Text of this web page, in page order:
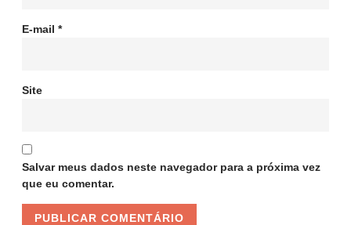
E-mail *
Site
Salvar meus dados neste navegador para a próxima vez
que eu comentar.